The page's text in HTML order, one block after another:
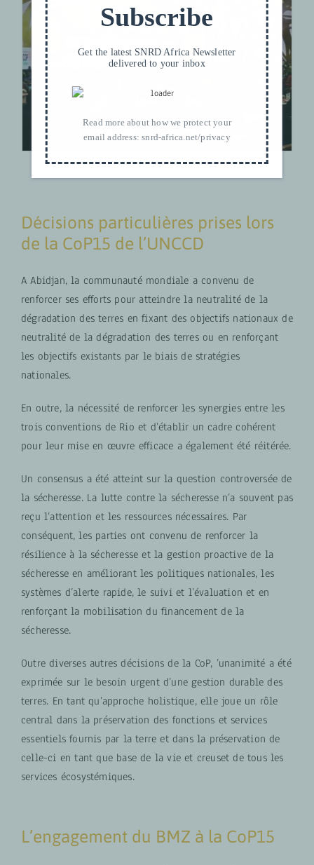
Décisions particulières prises lors
de la CoP15 de l’UNCCD
A Abidjan, la communauté mondiale a convenu de
renforcer ses efforts pour atteindre la neutralité de la
dégradation des terres en fixant des objectifs nationaux de
neutralité de la dégradation des terres ou en renforçant
les objectifs existants par le biais de stratégies
nationales.
En outre, la nécessité de renforcer les synergies entre les
trois conventions de Rio et d’établir un cadre cohérent
pour leur mise en œuvre efficace a également été réitérée.
Un consensus a été atteint sur la question controversée de
la sécheresse. La lutte contre la sécheresse n’a souvent pas
reçu l’attention et les ressources nécessaires. Par
conséquent, les parties ont convenu de renforcer la
résilience à la sécheresse et la gestion proactive de la
sécheresse en améliorant les politiques nationales, les
systèmes d’alerte rapide, le suivi et l’évaluation et en
renforçant la mobilisation du financement de la
sécheresse.
Outre diverses autres décisions de la CoP, ’unanimité a été
exprimée sur le besoin urgent d’une gestion durable des
terres. En tant qu’approche holistique, elle joue un rôle
central dans la préservation des fonctions et services
essentiels fournis par la terre et dans la préservation de
celle-ci en tant que base de la vie et creuset de tous les
services écosystémiques.
L’engagement du BMZ à la CoP15
Subscribe
Get the latest SNRD Africa Newsletter
delivered to your inbox
Read more about how we protect your
email address:snrd-africa.net/privacy